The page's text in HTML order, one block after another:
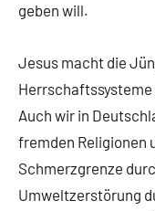
geben will.
Jesus macht die
Auch wir in
fremden Religionen
Schmerzgrenze
Umweltzerstörung